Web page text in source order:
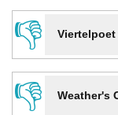
👎
Viertelpoet
👎
Weather's